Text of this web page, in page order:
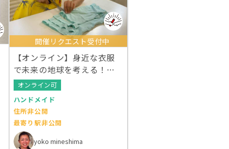
開催リクエスト受付中
【オンライン】身近な衣服
で未来の地球を考える！ク
ルエシカルWS
オンライン可
ハンドメイド
住所非公開
最寄り駅非公開
yoko mineshima